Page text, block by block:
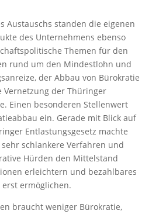
Austauschs standen die eigenen
des Unternehmens ebenso
Themen für den
rund um den Mindestlohn und
der Abbau von Bürokratie
Vernetzung der Thüringer
Einen besonderen Stellenwert
ein. Gerade mit Blick auf
Entlastungsgesetz machte
schlankere Verfahren und
Hürden den Mittelstand
erleichtern und bezahlbares
ermöglichen.
braucht weniger Bürokratie,